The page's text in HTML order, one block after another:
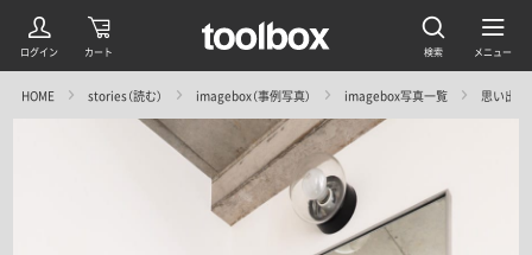
HOME stories（読む） imagebox（事例写真） imagebox写真一覧 思い出